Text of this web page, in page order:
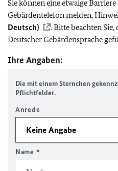
Sie können eine etwaige
Gebärdentelefon melden,
Deutsch)
. Bitte beachten
Deutscher Gebärdensprache
Ihre Angaben:
Die mit einem Sternchen
Pflichtfelder.
Anrede
Name *